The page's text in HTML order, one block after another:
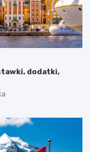
dodatki,